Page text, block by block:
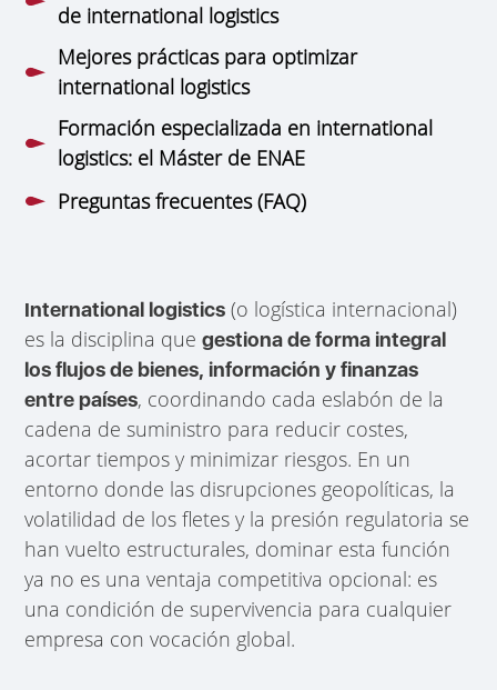
de international logistics
Mejores prácticas para optimizar
international logistics
Formación especializada en international
logistics: el Máster de ENAE
Preguntas frecuentes (FAQ)
International logistics (o logística internacional)
es la disciplina quegestiona de forma integral
los flujos de bienes, información y finanzas
entre países, coordinando cada eslabón de la
cadena de suministro para reducir costes,
acortar tiempos y minimizar riesgos. En un
entorno donde las disrupciones geopolíticas, la
volatilidad de los fletes y la presión regulatoria se
han vuelto estructurales, dominar esta función
ya no es una ventaja competitiva opcional: es
una condición de supervivencia para cualquier
empresa con vocación global.